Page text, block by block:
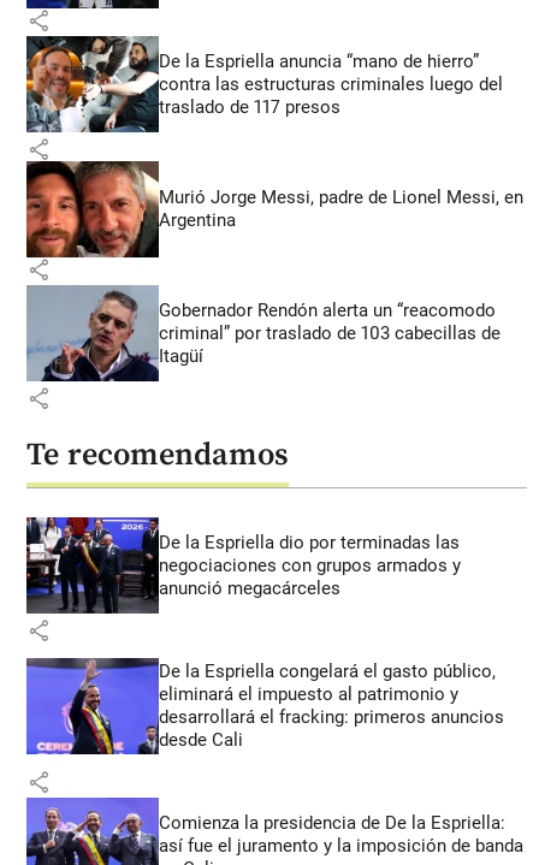
share
De la Espriella anuncia “mano de hierro”
contra las estructuras criminales luego del
traslado de 117 presos
share
Murió Jorge Messi, padre de Lionel Messi, en
Argentina
share
Gobernador Rendón alerta un “reacomodo
criminal” por traslado de 103 cabecillas de
Itagüí
share
Te recomendamos
De la Espriella dio por terminadas las
negociaciones con grupos armados y
anunció megacárceles
share
De la Espriella congelará el gasto público,
eliminará el impuesto al patrimonio y
desarrollará el fracking: primeros anuncios
desde Cali
share
Comienza la presidencia de De la Espriella:
así fue el juramento y la imposición de banda